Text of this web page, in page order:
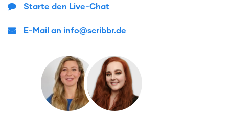
Starte den Live-Chat
E-Mail an info@scribbr.de